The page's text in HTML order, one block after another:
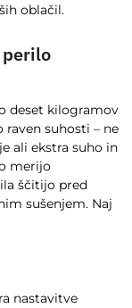
oblačil.
perilo
deset kilogramov
suhosti – ne
ali ekstra suho in
merijo
ščitijo pred
sušenjem. Naj
nastavitve